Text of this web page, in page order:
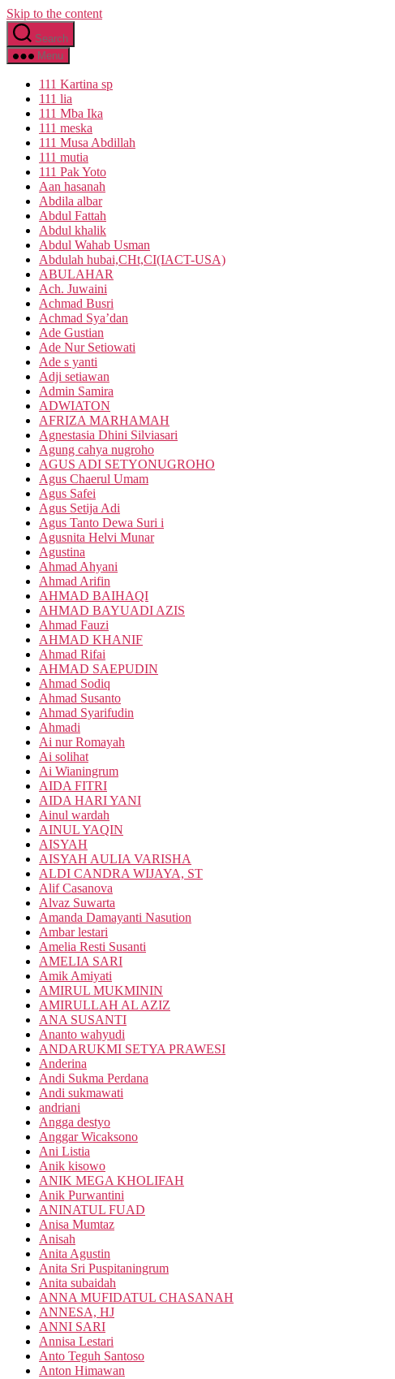
Skip to the content
Search
Menu
111 Kartina sp
111 lia
111 Mba Ika
111 meska
111 Musa Abdillah
111 mutia
111 Pak Yoto
Aan hasanah
Abdila albar
Abdul Fattah
Abdul khalik
Abdul Wahab Usman
Abdulah hubai,CHt,CI(IACT-USA)
ABULAHAR
Ach. Juwaini
Achmad Busri
Achmad Sya’dan
Ade Gustian
Ade Nur Setiowati
Ade s yanti
Adji setiawan
Admin Samira
ADWIATON
AFRIZA MARHAMAH
Agnestasia Dhini Silviasari
Agung cahya nugroho
AGUS ADI SETYONUGROHO
Agus Chaerul Umam
Agus Safei
Agus Setija Adi
Agus Tanto Dewa Suri i
Agusnita Helvi Munar
Agustina
Ahmad Ahyani
Ahmad Arifin
AHMAD BAIHAQI
AHMAD BAYUADI AZIS
Ahmad Fauzi
AHMAD KHANIF
Ahmad Rifai
AHMAD SAEPUDIN
Ahmad Sodiq
Ahmad Susanto
Ahmad Syarifudin
Ahmadi
Ai nur Romayah
Ai solihat
Ai Wianingrum
AIDA FITRI
AIDA HARI YANI
Ainul wardah
AINUL YAQIN
AISYAH
AISYAH AULIA VARISHA
ALDI CANDRA WIJAYA, ST
Alif Casanova
Alvaz Suwarta
Amanda Damayanti Nasution
Ambar lestari
Amelia Resti Susanti
AMELIA SARI
Amik Amiyati
AMIRUL MUKMININ
AMIRULLAH AL AZIZ
ANA SUSANTI
Ananto wahyudi
ANDARUKMI SETYA PRAWESI
Anderina
Andi Sukma Perdana
Andi sukmawati
andriani
Angga destyo
Anggar Wicaksono
Ani Listia
Anik kisowo
ANIK MEGA KHOLIFAH
Anik Purwantini
ANINATUL FUAD
Anisa Mumtaz
Anisah
Anita Agustin
Anita Sri Puspitaningrum
Anita subaidah
ANNA MUFIDATUL CHASANAH
ANNESA, HJ
ANNI SARI
Annisa Lestari
Anto Teguh Santoso
Anton Himawan